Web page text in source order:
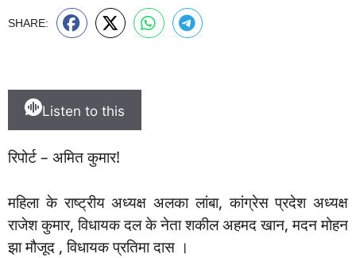
SHARE:
Listen to this
रिपोर्ट – अमित कुमार!
महिला के राष्ट्रीय अध्यक्ष अलका लांबा, कांग्रेस प्रदेश अध्यक्ष
राजेश कुमार, विधायक दल के नेता शकील अहमद खान, मदन मोहन
झा मौजूद , विधायक प्रतिमा दास ।